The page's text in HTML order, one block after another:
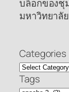
บล็อกของชุ
มหาวิทยาลั
Categories
Tags